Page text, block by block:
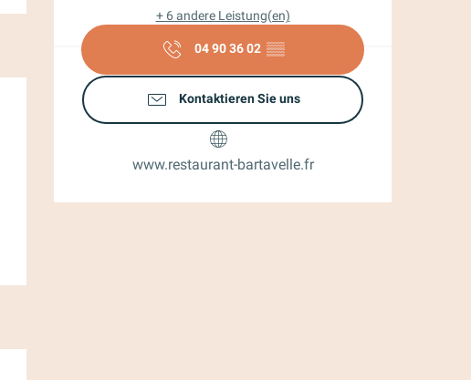
+ 6 andere Leistung(en)
04 90 36 02 ▒▒
Kontaktieren Sie uns
www.restaurant-bartavelle.fr